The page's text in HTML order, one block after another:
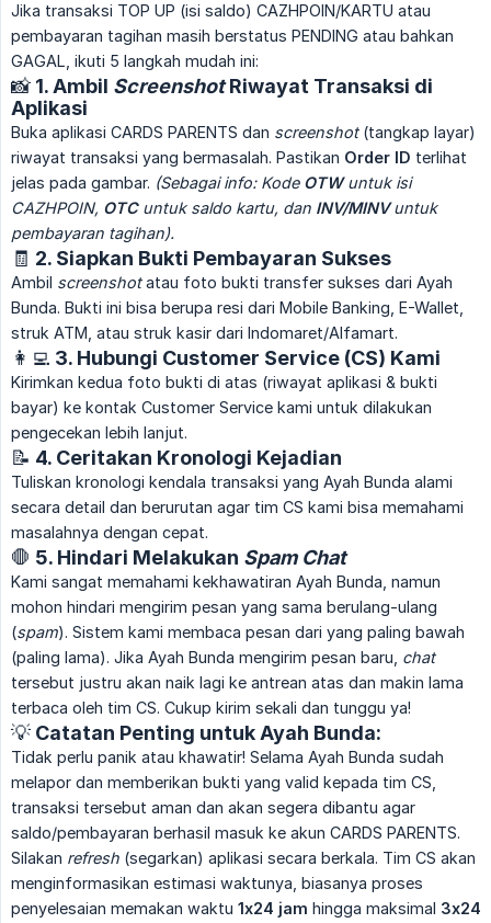
Jika transaksi TOP UP (isi saldo) CAZHPOIN/KARTU atau
pembayaran tagihan masih berstatus PENDING atau bahkan
GAGAL, ikuti 5 langkah mudah ini:
📸 1. Ambil ScreenshotRiwayat Transaksi di
Aplikasi
Buka aplikasi CARDS PARENTS dan screenshot(tangkap layar)
riwayat transaksi yang bermasalah. Pastikan Order ID terlihat
jelas pada gambar. (Sebagai info: Kode OTW untuk isi
CAZHPOIN, OTC untuk saldo kartu, dan INV/MINV untuk
pembayaran tagihan).
🧾 2. Siapkan Bukti Pembayaran Sukses
Ambil screenshotatau foto bukti transfer sukses dari Ayah
Bunda. Bukti ini bisa berupa resi dari Mobile Banking, E-Wallet,
struk ATM, atau struk kasir dari Indomaret/Alfamart.
👩‍💻 3. Hubungi Customer Service (CS) Kami
Kirimkan kedua foto bukti di atas (riwayat aplikasi & bukti
bayar) ke kontak Customer Service kami untuk dilakukan
pengecekan lebih lanjut.
📝 4. Ceritakan Kronologi Kejadian
Tuliskan kronologi kendala transaksi yang Ayah Bunda alami
secara detail dan berurutan agar tim CS kami bisa memahami
masalahnya dengan cepat.
🛑 5. Hindari Melakukan Spam Chat
Kami sangat memahami kekhawatiran Ayah Bunda, namun
mohon hindari mengirim pesan yang sama berulang-ulang
(spam). Sistem kami membaca pesan dari yang paling bawah
(paling lama). Jika Ayah Bunda mengirim pesan baru, chat
tersebut justru akan naik lagi ke antrean atas dan makin lama
terbaca oleh tim CS. Cukup kirim sekali dan tunggu ya!
💡 Catatan Penting untuk Ayah Bunda:
Tidak perlu panik atau khawatir! Selama Ayah Bunda sudah
melapor dan memberikan bukti yang valid kepada tim CS,
transaksi tersebut aman dan akan segera dibantu agar
saldo/pembayaran berhasil masuk ke akun CARDS PARENTS.
Silakan refresh (segarkan) aplikasi secara berkala. Tim CS akan
menginformasikan estimasi waktunya, biasanya proses
penyelesaian memakan waktu 1x24 jam hingga maksimal 3x24